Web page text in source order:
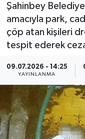
Şahinbey
amacıyla park,
çöp atan kişileri
tespit ederek
09.07.2026 - 14:25
YAYINLANMA
Resmi İlanlar
Sağlık
Yaşam
Anali̇z
Tüm
Son Dakika